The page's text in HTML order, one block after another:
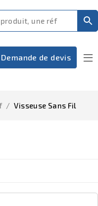
Demande de devis
/ Visseuse Sans Fil